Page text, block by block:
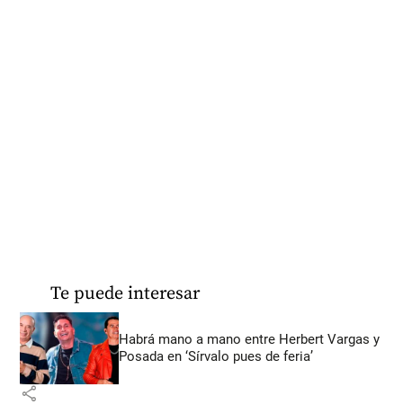
Te puede interesar
Habrá mano a mano entre Herbert Vargas y
Posada en ‘Sírvalo pues de feria’
share